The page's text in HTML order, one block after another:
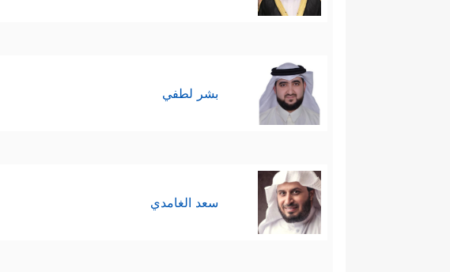
بشر لطفي
سعد الغامدي